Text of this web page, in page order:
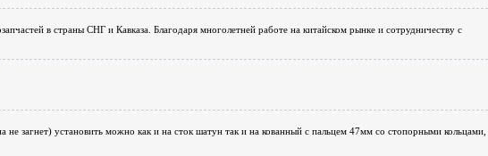
в страны СНГ и Кавказа. Благодаря многолетней работе на китайском рынке и сотрудничеству с
загнет) установить можно как и на сток шатун так и на кованный с пальцем 47мм со стопорными кольцами,